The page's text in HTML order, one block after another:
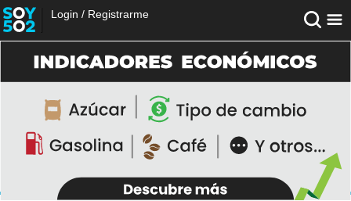
Login / Registrarme